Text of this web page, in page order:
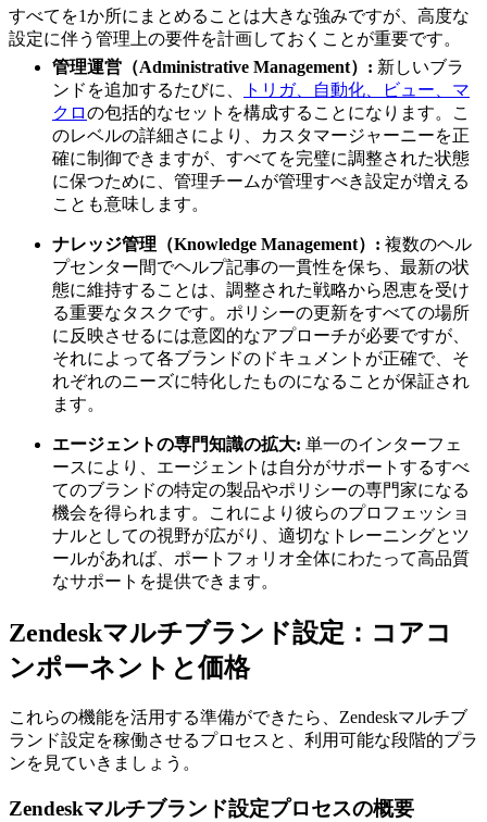
すべてを1か所にまとめることは大きな強みですが、高度な
設定に伴う管理上の要件を計画しておくことが重要です。
管理運営（Administrative Management）: 新しいブラ
ンドを追加するたびに、
トリガ、自動化、ビュー、マ
クロの包括的なセットを構成することになります。こ
のレベルの詳細さにより、カスタマージャーニーを正
確に制御できますが、すべてを完璧に調整された状態
に保つために、管理チームが管理すべき設定が増える
ことも意味します。
ナレッジ管理（Knowledge Management）: 複数のヘル
プセンター間でヘルプ記事の一貫性を保ち、最新の状
態に維持することは、調整された戦略から恩恵を受け
る重要なタスクです。ポリシーの更新をすべての場所
に反映させるには意図的なアプローチが必要ですが、
それによって各ブランドのドキュメントが正確で、そ
れぞれのニーズに特化したものになることが保証され
ます。
エージェントの専門知識の拡大: 単一のインターフェ
ースにより、エージェントは自分がサポートするすべ
てのブランドの特定の製品やポリシーの専門家になる
機会を得られます。これにより彼らのプロフェッショ
ナルとしての視野が広がり、適切なトレーニングとツ
ールがあれば、ポートフォリオ全体にわたって高品質
なサポートを提供できます。
Zendeskマルチブランド設定：コアコ
ンポーネントと価格
これらの機能を活用する準備ができたら、Zendeskマルチブ
ランド設定を稼働させるプロセスと、利用可能な段階的プラ
ンを見ていきましょう。
Zendeskマルチブランド設定プロセスの概要